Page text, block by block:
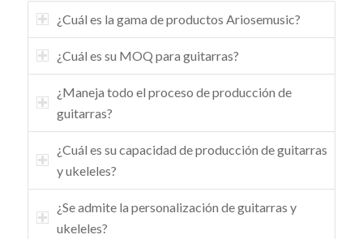
¿Cuál es la gama de productos Ariosemusic?
¿Cuál es su MOQ para guitarras?
¿Maneja todo el proceso de producción de
guitarras?
¿Cuál es su capacidad de producción de guitarras
y ukeleles?
¿Se admite la personalización de guitarras y
ukeleles?